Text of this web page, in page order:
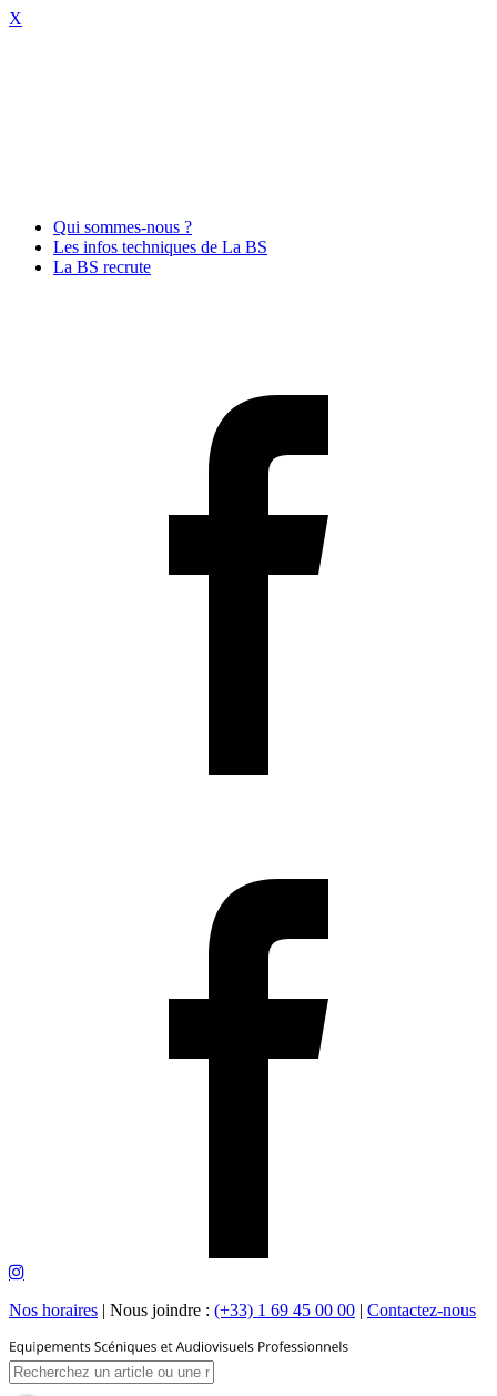
X
Qui sommes-nous ?
Les infos techniques de La BS
La BS recrute
Nos horaires | Nous joindre : (+33) 1 69 45 00 00 | Contactez-nous